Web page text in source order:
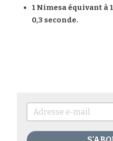
1 Nimesa équivant à
0,3 seconde.